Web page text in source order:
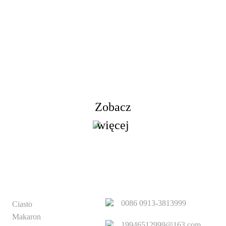
informacje, próbki i wycenę, skontaktuj się z nami!
Zobacz
więcej
Ciasto
Makaron
0086 0913-3813999